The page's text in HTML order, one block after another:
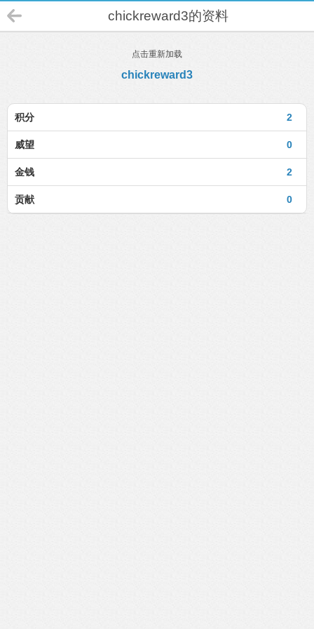
chickreward3的资料
点击重新加载
chickreward3
2
积分
0
威望
2
金钱
0
贡献